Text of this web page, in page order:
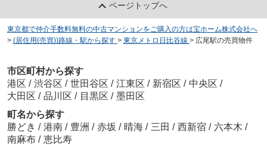
ページトップへ
東京都で仲介手数料無料の中古マンションをご購入の方は宝ホーム株式会社へ
> (居住用(売買))路線・駅から探す > 東京メトロ日比谷線 > 広尾駅の売買物件
市区町村から探す
港区 / 渋谷区 / 世田谷区 / 江東区 / 新宿区 / 中央区 /
大田区 / 品川区 / 目黒区 / 墨田区
町名から探す
勝どき / 港南 / 豊洲 / 赤坂 / 晴海 / 三田 / 西新宿 / 六本木 /
南麻布 / 恵比寿